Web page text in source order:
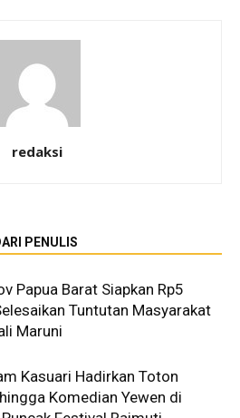
redaksi
PENULIS
Papua Barat Siapkan Rp5
Tuntutan Masyarakat
Maruni
Kasuari Hadirkan Toton
Komedian Yewen di